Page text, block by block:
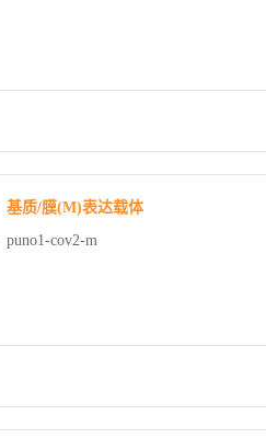
基质/膜(M)表达载体
puno1-cov2-m